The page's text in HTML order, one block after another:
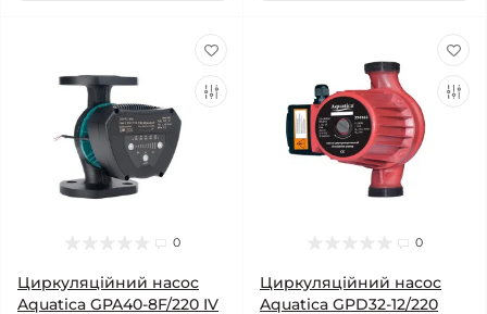
0
Циркуляційний насос
Aquatica GPA40-8F/220 IV
0
Циркуляційний насос
Aquatica GPD32-12/220